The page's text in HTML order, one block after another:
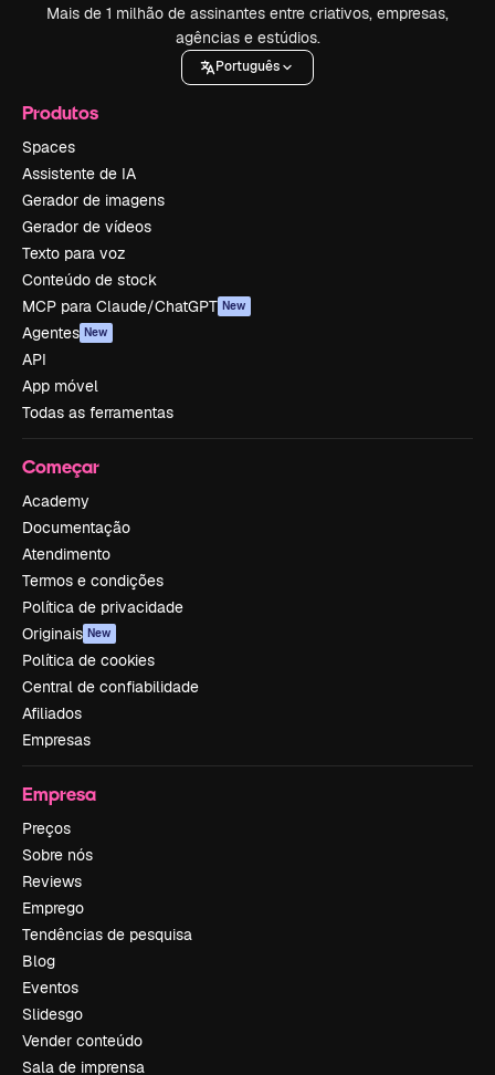
Mais de 1 milhão de assinantes entre criativos, empresas,
agências e estúdios.
Português
Produtos
Spaces
Assistente de IA
Gerador de imagens
Gerador de vídeos
Texto para voz
Conteúdo de stock
MCP para Claude/ChatGPT New
Agentes New
API
App móvel
Todas as ferramentas
Começar
Academy
Documentação
Atendimento
Termos e condições
Política de privacidade
Originais New
Política de cookies
Central de confiabilidade
Afiliados
Empresas
Empresa
Preços
Sobre nós
Reviews
Emprego
Tendências de pesquisa
Blog
Eventos
Slidesgo
Vender conteúdo
Sala de imprensa